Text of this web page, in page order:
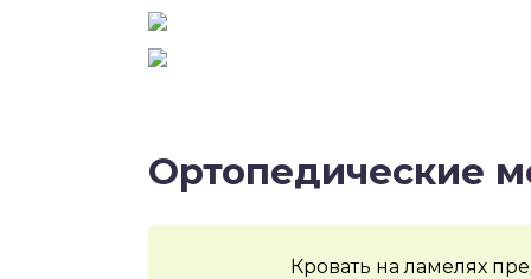
Ортопедические
Кровать на ламелях